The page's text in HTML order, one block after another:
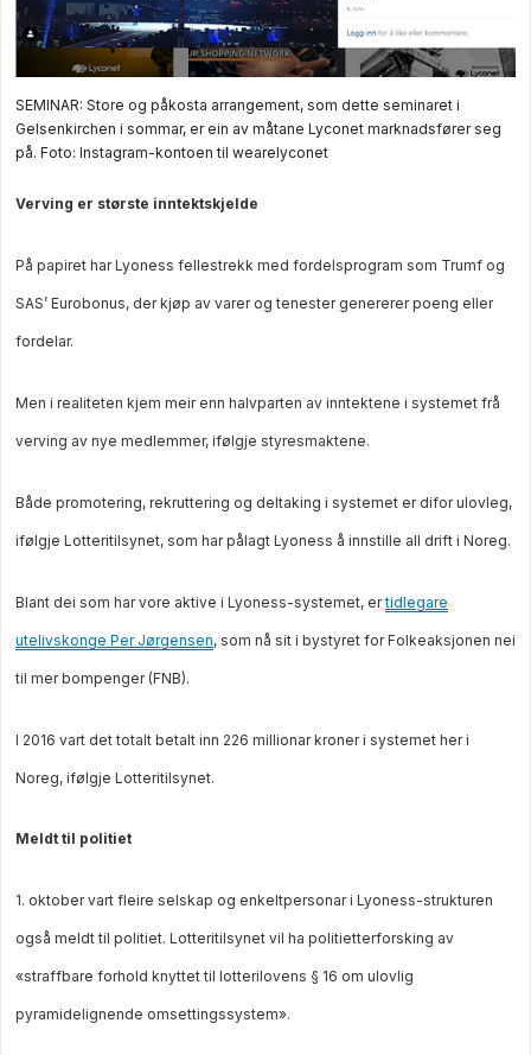
SEMINAR: Store og påkosta arrangement, som dette seminaret i
Gelsenkirchen i sommar, er ein av måtane Lyconet marknadsfører seg
på. Foto: Instagram-kontoen til wearelyconet
Verving er største inntektskjelde
På papiret har Lyoness fellestrekk med fordelsprogram som Trumf og
SAS’ Eurobonus, der kjøp av varer og tenester genererer poeng eller
fordelar.
Men i realiteten kjem meir enn halvparten av inntektene i systemet frå
verving av nye medlemmer, ifølgje styresmaktene.
Både promotering, rekruttering og deltaking i systemet er difor ulovleg,
ifølgje Lotteritilsynet, som har pålagt Lyoness å innstille all drift i Noreg.
Blant dei som har vore aktive i Lyoness-systemet, ertidlegare
utelivskonge Per Jørgensen, som nå sit i bystyret for Folkeaksjonen nei
til mer bompenger (FNB).
I 2016 vart det totalt betalt inn 226 millionar kroner i systemet her i
Noreg, ifølgje Lotteritilsynet.
Meldt til politiet
1. oktober vart fleire selskap og enkeltpersonar i Lyoness-strukturen
også meldt til politiet. Lotteritilsynet vil ha politietterforsking av
«straffbare forhold knyttet til lotterilovens § 16 om ulovlig
pyramidelignende omsettingssystem».